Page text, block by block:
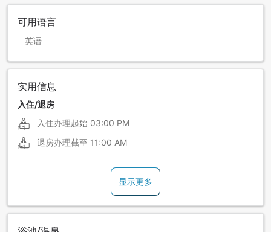
可用语言
英语
实用信息
入住/退房
入住办理起始 03:00 PM
退房办理截至 11:00 AM
显示更多